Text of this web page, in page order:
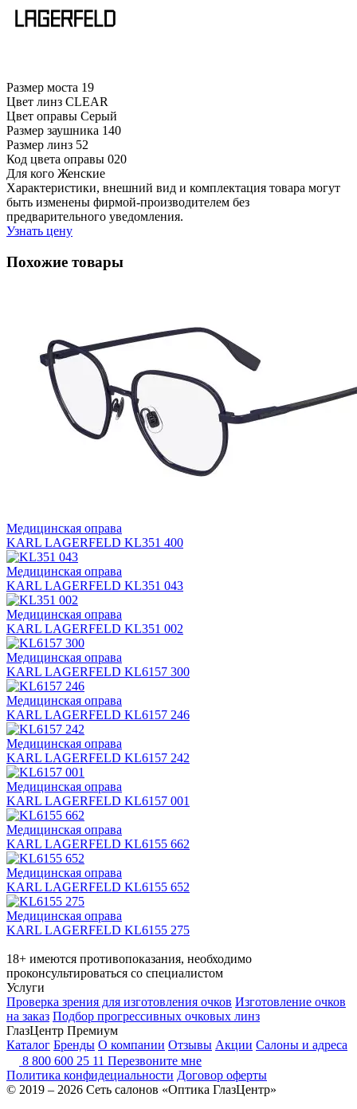
Размер моста 19
Цвет линз CLEAR
Цвет оправы Серый
Размер заушника 140
Размер линз 52
Код цвета оправы 020
Для кого Женские
Характеристики, внешний вид и комплектация товара могут
быть изменены фирмой-производителем без
предварительного уведомления.
Узнать цену
Похожие товары
Медицинская оправа
KARL LAGERFELD KL351 400
Медицинская оправа
KARL LAGERFELD KL351 043
Медицинская оправа
KARL LAGERFELD KL351 002
Медицинская оправа
KARL LAGERFELD KL6157 300
Медицинская оправа
KARL LAGERFELD KL6157 246
Медицинская оправа
KARL LAGERFELD KL6157 242
Медицинская оправа
KARL LAGERFELD KL6157 001
Медицинская оправа
KARL LAGERFELD KL6155 662
Медицинская оправа
KARL LAGERFELD KL6155 652
Медицинская оправа
KARL LAGERFELD KL6155 275
18+ имеются противопоказания, необходимо
проконсультироваться со специалистом
Услуги
Проверка зрения для изготовления очков Изготовление очков
на заказ Подбор прогрессивных очковых линз
ГлазЦентр Премиум
Каталог Бренды О компании Отзывы Акции Салоны и адреса
8 800 600 25 11 Перезвоните мне
Политика конфидециальности Договор оферты
© 2019 – 2026 Сеть салонов «Оптика ГлазЦентр»